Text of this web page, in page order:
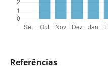
Referências